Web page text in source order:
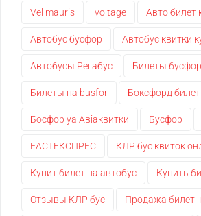
Vel mauris voltage Авто билет
Автобус бусфор Автобус квитки
Автобусы Регабус Билеты бусфор
Билеты на busfor Боксфорд
Босфор уа Авіаквитки Бусфор
ЕАСТЕКСПРЕС КЛР бус квиток
Купит билет на автобус Купить
Отзывы КЛР бус Продажа билет